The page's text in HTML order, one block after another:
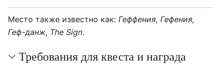
Место также известно как: Геффения, Гефения,
Геф-данж, The Sign.
Требования для квеста и награда